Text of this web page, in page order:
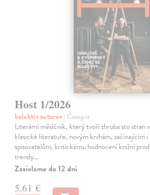
Host 1/2026
kolektív autorov| Časopis
Literární měsíčník, který tvoří zhruba sto stran
klasické literatuře, novým knihám, začínajícím
spisovatelům, kritickému hodnocení knižní
trendy…
Zasielame do 12 dní
5,61 €